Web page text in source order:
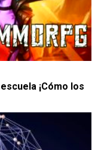
¡Cómo los